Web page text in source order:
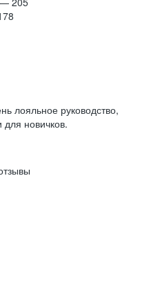
лояльное руководство,
новичков.